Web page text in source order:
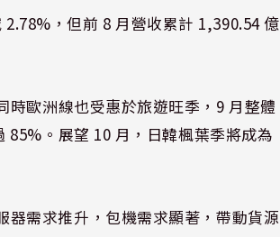
，但前 8 月營收累計 1,390.54 億
歐洲線也受惠於旅遊旺季，9 月整體
。展望 10 月，日韓楓葉季將成為
器需求推升，包機需求顯著，帶動貨源